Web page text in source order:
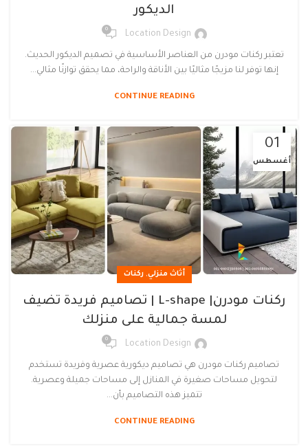
الديكور
Location Design
0
تعتبر ركنات مودرن من العناصر الأساسية في تصميم الديكور الحديث.
إنها توفر لنا مزيجًا مثاليًا بين الأناقة والراحة، مما يحقق توازنًا مثالي...
CONTINUE READING
01
أغسطس
أثاث منزلي,ركنات
ركنات مودرن| L-shape | تصاميم فريدة تضيف
لمسة جمالية على منزلك
Location Design
0
تصاميم ركنات مودرن هي تصاميم ديكورية عصرية وفريدة تستخدم
لتحويل مساحات صغيرة في المنازل إلى مساحات جميلة وعصرية.
تتميز هذه التصاميم بأن...
CONTINUE READING